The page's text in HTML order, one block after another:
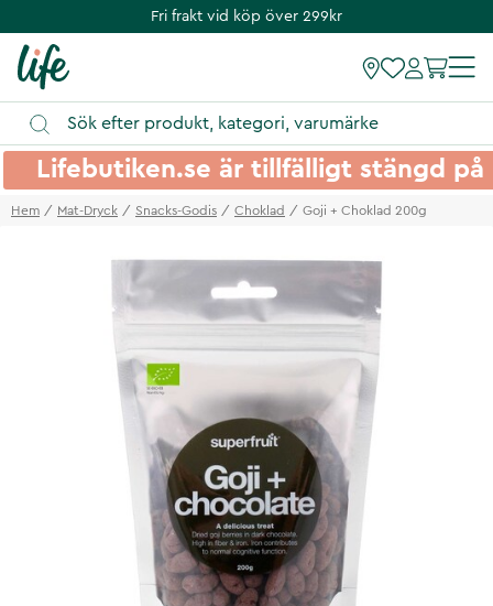
Fri frakt vid köp över 299kr
Lifebutiken.se är tillfälligt stängd
Hem Mat-Dryck Snacks-Godis Choklad Goji + Choklad 200g